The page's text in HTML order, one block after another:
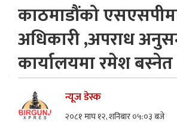
काठमाडौंको
अधिकारी ,अपराध
कार्यालयमा रमेश बस्नेत
न्यूज डेस्क
२०८१ माघ १२, शनिबार ०५:०३ बजे